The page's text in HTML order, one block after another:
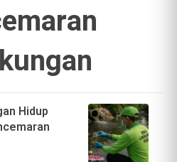
Hidup